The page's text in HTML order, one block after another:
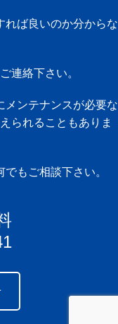
れば良いのか分からな
連絡下さい。
メンテナンスが必要な
られることもありま
もご相談下さい。